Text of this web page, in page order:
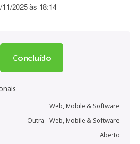
11/2025 às 18:14
Concluído
Web, Mobile & Software
Outra - Web, Mobile & Software
Aberto